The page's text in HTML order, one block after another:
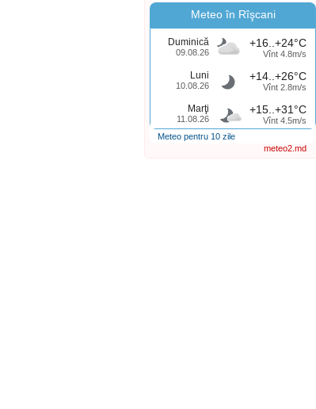
Meteo în Rîşcani
Duminică
09.08.26
+16..+24°C
Vînt 4.8m/s
Luni
10.08.26
+14..+26°C
Vînt 2.8m/s
Marţi
11.08.26
+15..+31°C
Vînt 4.5m/s
Meteo pentru 10 zile
meteo2.md